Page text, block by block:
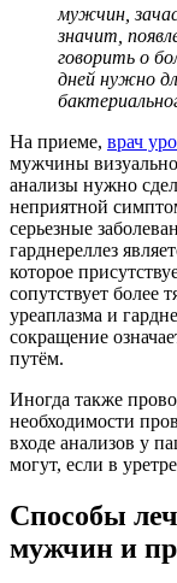
мужчин,
значит,
говорить о
дней нужно
На приеме, врач
мужчины
анализы нужно
неприятной
серьезные
гарднереллез
которое
сопутствует
уреаплазма и
сокращение
путём.
Иногда также
необходимости
входе анализов у
могут, если в
Способы
мужчин и